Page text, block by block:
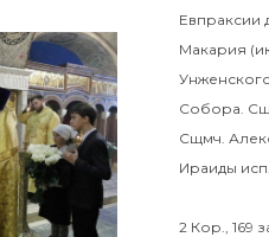
Евпраксии
Макария (
Собора.
Сщмч.
Ираиды исп.
2 Кор., 169